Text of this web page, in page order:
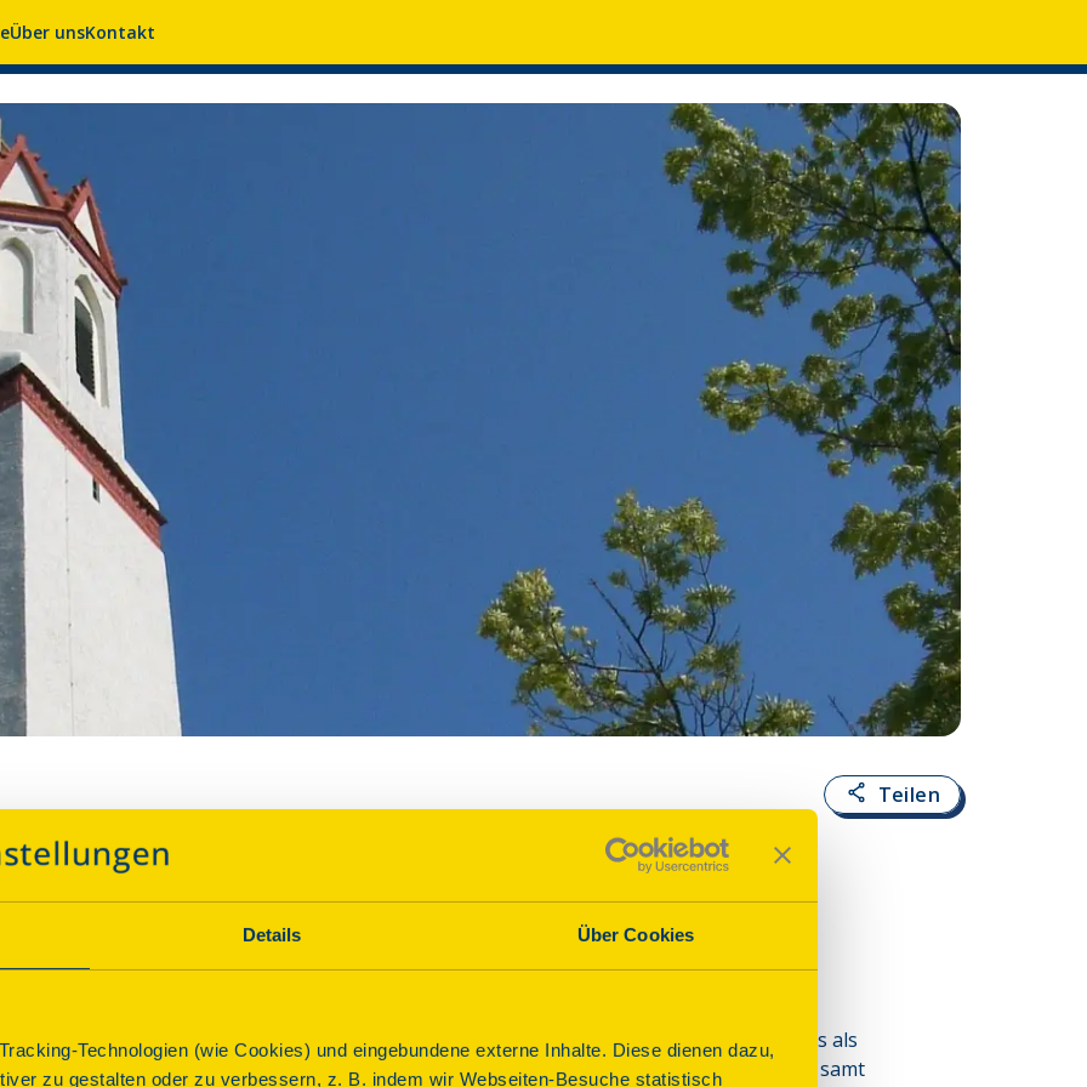
Details Über Cookies
Technologien (wie Cookies) und eingebundene externe Inhalte. Diese dienen dazu,
zu gestalten oder zu verbessern, z. B. indem wir Webseiten-Besuche statistisch
Über unsKontakt
Teilen
Über dieses Denkmal
Die Johanniskirche zählt zu den ältesten Bauwerken der Stadt und wurde 1336 erstmals als
Franziskanerkloster erwähnt. 1996 fanden eine Sanierung und Erweiterung der Kirche samt